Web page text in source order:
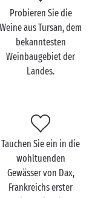
der Atlantikküste und
Hier sind
Erkundung dieser
unverzichtbares
: eine
Wenn Sie nicht
haben, bewundern
in Moliets-
ineinander
kleinen Dörfer des
Probieren Sie die
Weine aus Tursan, dem
bekanntesten
Weinbaugebiet der
Landes.
Tauchen Sie ein in die
wohltuenden
Gewässer von Dax,
Frankreichs erster